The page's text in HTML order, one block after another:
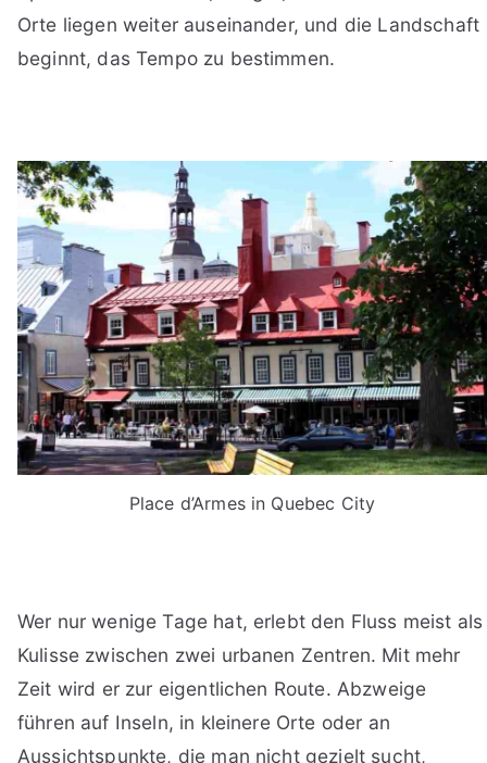
Orte liegen weiter auseinander, und die Landschaft
beginnt, das Tempo zu bestimmen.
Place d’Armes in Quebec City
Wer nur wenige Tage hat, erlebt den Fluss meist als
Kulisse zwischen zwei urbanen Zentren. Mit mehr
Zeit wird er zur eigentlichen Route. Abzweige
führen auf Inseln, in kleinere Orte oder an
Aussichtspunkte, die man nicht gezielt sucht,